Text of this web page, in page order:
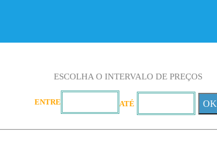
ESCOLHA O INTERVALO DE PREÇOS
ENTRE ATÉ OK